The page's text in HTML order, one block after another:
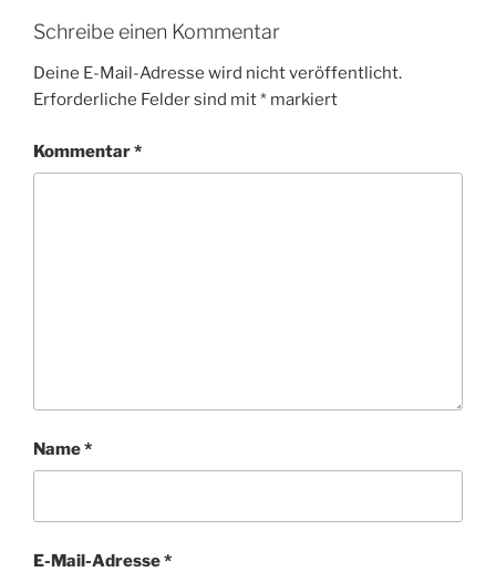
Schreibe einen Kommentar
Deine E-Mail-Adresse wird nicht veröffentlicht.
Erforderliche Felder sind mit* markiert
Kommentar*
Name*
E-Mail-Adresse*